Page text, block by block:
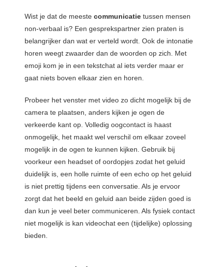
Wist je dat de meeste communicatie tussen mensen
non-verbaal is? Een gesprekspartner zien praten is
belangrijker dan wat er verteld wordt. Ook de intonatie
horen weegt zwaarder dan de woorden op zich. Met
emoji kom je in een tekstchat al iets verder maar er
gaat niets boven elkaar zien en horen.
Probeer het venster met video zo dicht mogelijk bij de
camera te plaatsen, anders kijken je ogen de
verkeerde kant op. Volledig oogcontact is haast
onmogelijk, het maakt wel verschil om elkaar zoveel
mogelijk in de ogen te kunnen kijken. Gebruik bij
voorkeur een headset of oordopjes zodat het geluid
duidelijk is, een holle ruimte of een echo op het geluid
is niet prettig tijdens een conversatie. Als je ervoor
zorgt dat het beeld en geluid aan beide zijden goed is
dan kun je veel beter communiceren. Als fysiek contact
niet mogelijk is kan videochat een (tijdelijke) oplossing
bieden.